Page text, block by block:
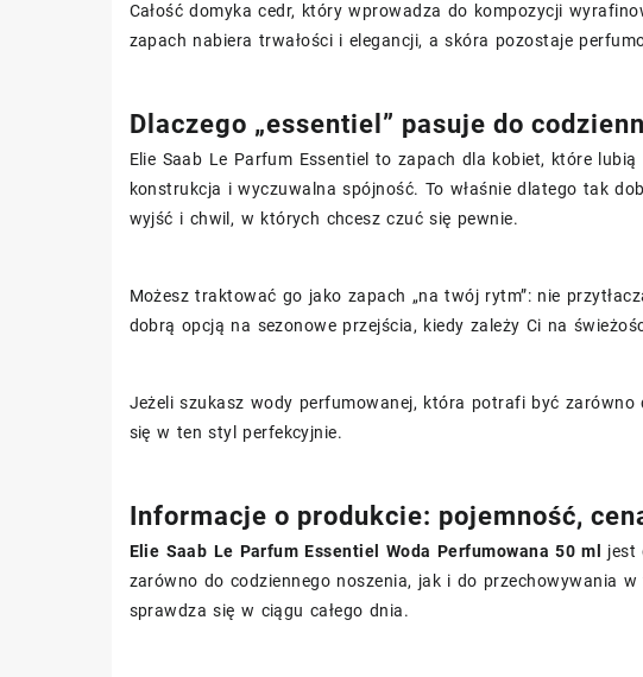
Całość domyka cedr, który wprowadza do kompozycji
zapach nabiera trwałości i elegancji, a skóra pozostaje
Dlaczego „essentiel” pasuje do
Elie Saab Le Parfum Essentiel to zapach dla kobiet, które
konstrukcja i wyczuwalna spójność. To właśnie dlatego tak
wyjść i chwil, w których chcesz czuć się pewnie.
Możesz traktować go jako zapach „na twój rytm”: nie
dobrą opcją na sezonowe przejścia, kiedy zależy Ci na
Jeżeli szukasz wody perfumowanej, która potrafi być
się w ten styl perfekcyjnie.
Informacje o produkcie: pojemność,
Elie Saab Le Parfum Essentiel Woda Perfumowana 50 ml
jest
zarówno do codziennego noszenia, jak i do przechowywania
sprawdza się w ciągu całego dnia.